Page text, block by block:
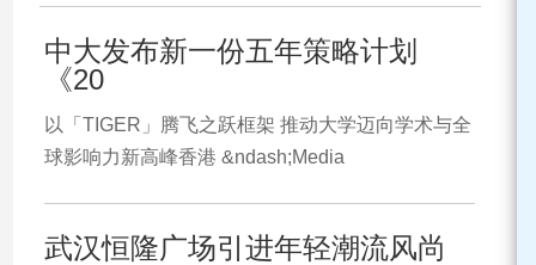
中大发布新一份五年策略计划
《20
以「TIGER」腾飞之跃框架 推动大学迈向学术与全
球影响力新高峰香港 &ndash;Media
武汉恒隆广场引进年轻潮流风尚